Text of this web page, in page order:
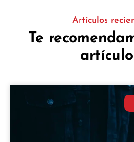
Artículos
Te